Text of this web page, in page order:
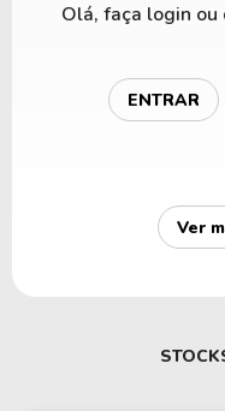
Olá, faça login
ENTRAR
Ver